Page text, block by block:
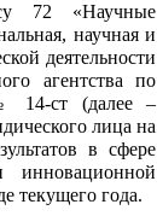
72 «Научные
научная и
деятельности
агентства по
14-ст (далее –
лица на
в сфере
инновационной
текущего года.